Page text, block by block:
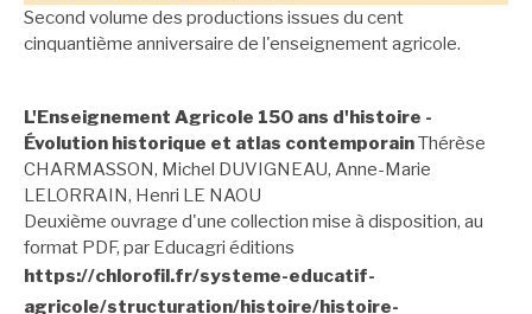
Second volume des productions issues du cent
cinquantième anniversaire de l'enseignement agricole.
L'Enseignement Agricole 150 ans d'histoire -
Évolution historique et atlas contemporainThérèse
CHARMASSON, Michel DUVIGNEAU, Anne-Marie
LELORRAIN, Henri LE NAOU
Deuxième ouvrage d'une collection mise à disposition, au
format PDF, par Educagri éditions
https://chlorofil.fr/systeme-educatif-
agricole/structuration/histoire/histoire-